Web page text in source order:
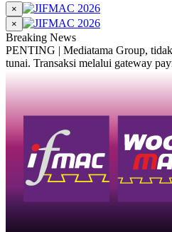
×
×
Breaking News
PENTING | Mediatama Group,
tunai. Transaksi melalui gateway